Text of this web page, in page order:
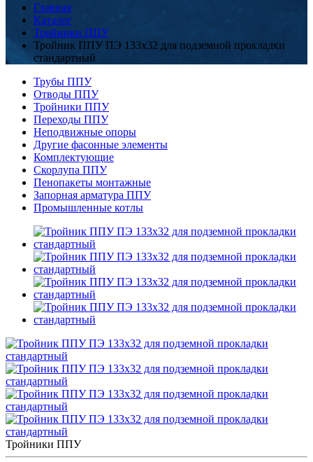
Главная
Каталог
Тройники ППУ
Тройник ППУ ПЭ 133x32 для подземной прокладки
стандартный
Трубы ППУ
Отводы ППУ
Тройники ППУ
Переходы ППУ
Неподвижные опоры
Другие фасонные элементы
Комплектующие
Скорлупа ППУ
Пенопакеты монтажные
Запорная арматура ППУ
Промышленные котлы
Тройники ППУ